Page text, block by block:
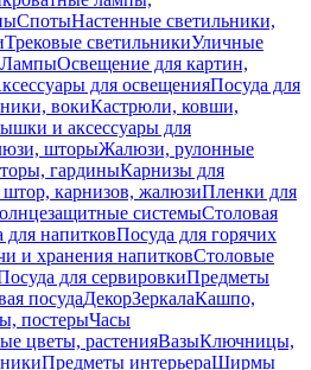
СпотыНастенные светильники,
Трековые светильникиУличные
ЛампыОсвещение для картин,
для освещенияПосуда для
вокиКастрюли, ковши,
и аксессуары для
шторыЖалюзи, рулонные
гардиныКарнизы для
карнизов, жалюзиПленки для
системыСтоловая
для напитковПосуда для горячих
и хранения напитковСтоловые
для сервировкиПредметы
посудаДекорЗеркалаКашпо,
постерыЧасы
цветы, растенияВазыКлючницы,
Предметы интерьераШирмы